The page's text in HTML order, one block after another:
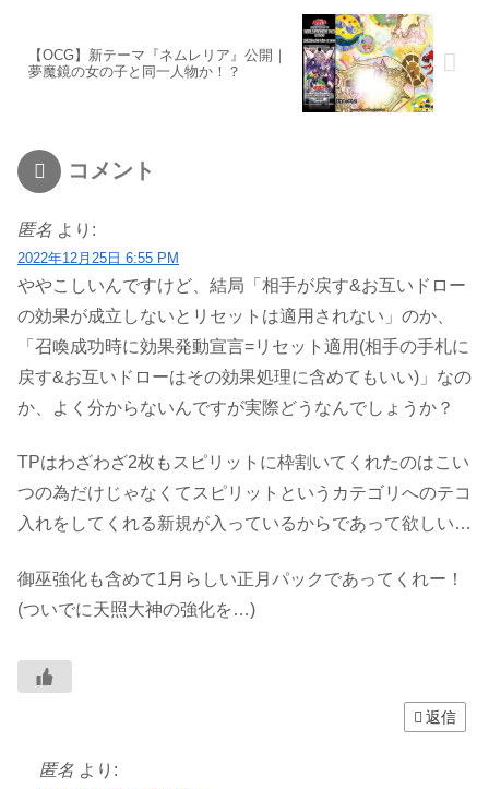
【OCG】新テーマ『ネムレリア』公開｜
夢魔鏡の女の子と同一人物か！？
コメント
匿名 より:
2022年12月25日 6:55 PM
ややこしいんですけど、結局「相手が戻す&お互いドロー
の効果が成立しないとリセットは適用されない」のか、
「召喚成功時に効果発動宣言=リセット適用(相手の手札に
戻す&お互いドローはその効果処理に含めてもいい)」なの
か、よく分からないんですが実際どうなんでしょうか？
TPはわざわざ2枚もスピリットに枠割いてくれたのはこい
つの為だけじゃなくてスピリットというカテゴリへのテコ
入れをしてくれる新規が入っているからであって欲しい…
御巫強化も含めて1月らしい正月パックであってくれー！
(ついでに天照大神の強化を…)
返信
匿名 より: